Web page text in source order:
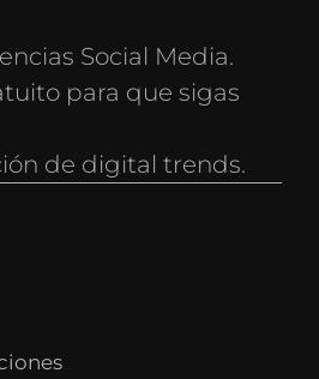
Social Media.
para que sigas
de digital trends.